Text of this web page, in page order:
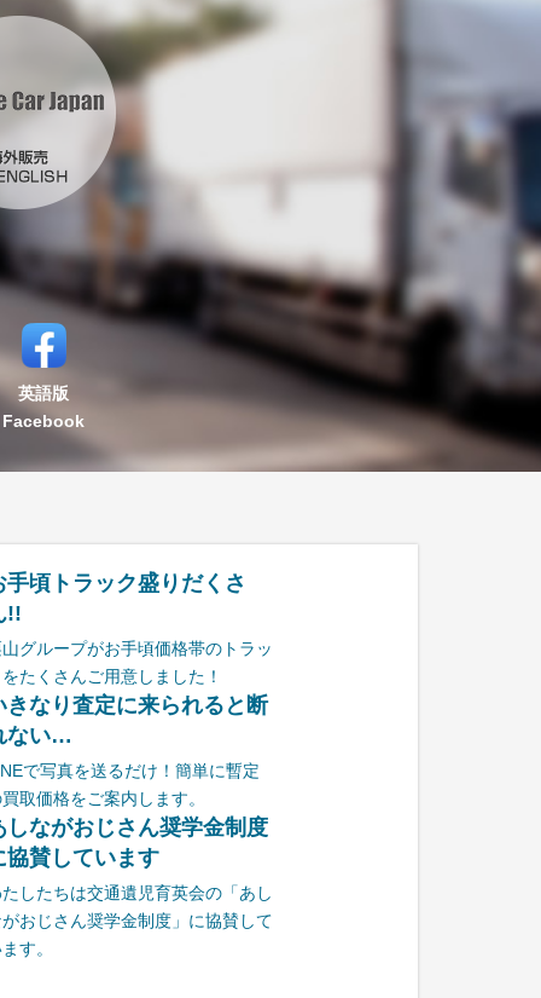
英語版
Facebook
手頃トラック盛りだくさ
!!
グループがお手頃価格帯のトラッ
たくさんご用意しました！
きなり査定に来られると断
ない…
で写真を送るだけ！簡単に暫定
取価格をご案内します。
しながおじさん奨学金制度
協賛しています
たしたちは交通遺児育英会の「あし
がおじさん奨学金制度」に協賛して
す。